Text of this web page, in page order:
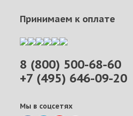
8 (800) 500-68-60
+7 (495) 646-09-20
Мы в соцсетях
Принимаем к оплате